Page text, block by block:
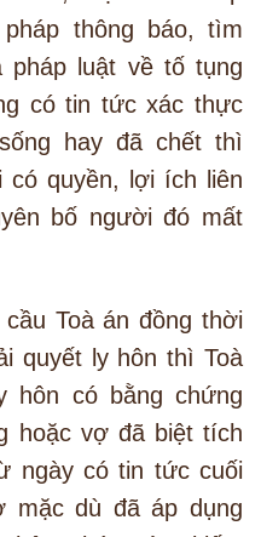
thông báo, tìm
pháp luật về tố tụng
có tin tức xác thực
hay đã chết thì
có quyền, lợi ích liên
bố người đó mất
Toà án đồng thời
quyết ly hôn thì Toà
hôn có bằng chứng
hoặc vợ đã biệt tích
ngày có tin tức cuối
mặc dù đã áp dụng